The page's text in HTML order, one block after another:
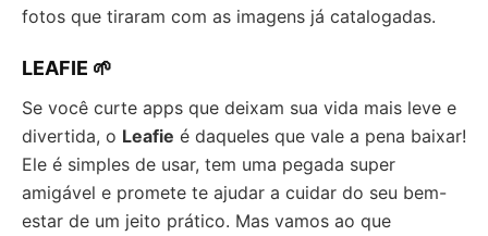
fotos que tiraram com as imagens já catalogadas.
LEAFIE 🌱
Se você curte apps que deixam sua vida mais leve e
divertida, o Leafie é daqueles que vale a pena baixar!
Ele é simples de usar, tem uma pegada super
amigável e promete te ajudar a cuidar do seu bem-
estar de um jeito prático. Mas vamos ao que